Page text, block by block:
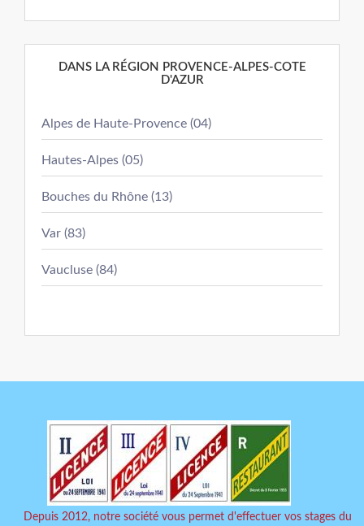
DANS LA RÉGION PROVENCE-ALPES-COTE
D'AZUR
Alpes de Haute-Provence (04)
Hautes-Alpes (05)
Bouches du Rhône (13)
Var (83)
Vaucluse (84)
Depuis 2012, notre société vous permet d'effectuer vos stages du